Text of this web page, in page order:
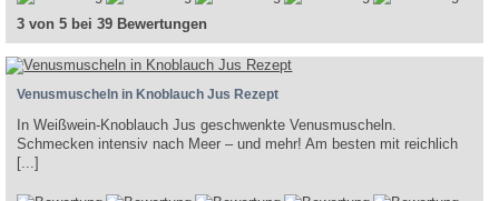
3 von 5 bei 39 Bewertungen
Venusmuscheln in Knoblauch Jus Rezept
In Weißwein-Knoblauch Jus geschwenkte Venusmuscheln.
Schmecken intensiv nach Meer – und mehr! Am besten mit reichlich
[...]